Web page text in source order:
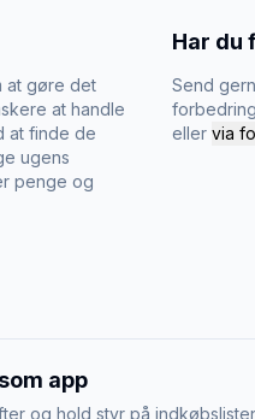
at gøre det
at handle
at finde de
ugens
penge og
Har du
Send
eller via
app
og hold styr på